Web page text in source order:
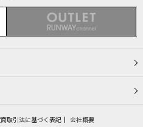
取引法に基づく表記 会社概要